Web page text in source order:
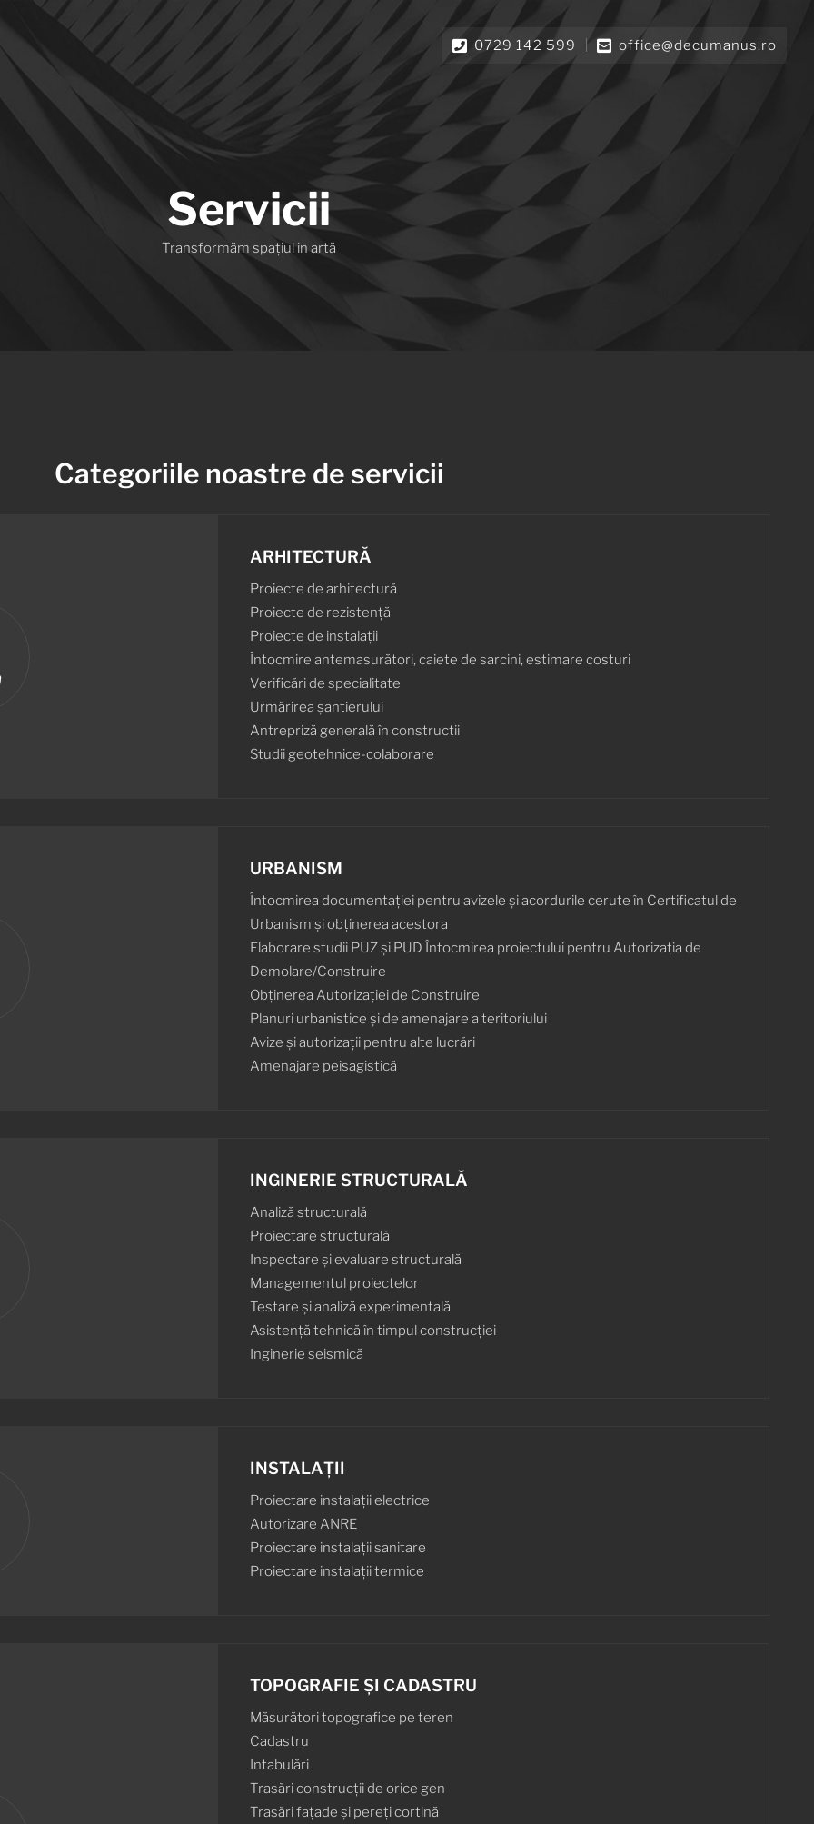
0729 142 599 office@decumanus.ro
Servicii
Transformăm spațiul in artă
Categoriile noastre de servicii
ARHITECTURĂ
Proiecte de arhitectură
Proiecte de rezistență
Proiecte de instalații
Întocmire antemasurători, caiete de sarcini, estimare costuri
Verificări de specialitate
Urmărirea șantierului
Antrepriză generală în construcții
Studii geotehnice-colaborare
URBANISM
Întocmirea documentației pentru avizele și acordurile cerute în Certificatul de
Urbanism și obținerea acestora
Elaborare studii PUZ și PUD Întocmirea proiectului pentru Autorizația de
Demolare/Construire
Obținerea Autorizației de Construire
Planuri urbanistice și de amenajare a teritoriului
Avize și autorizații pentru alte lucrări
Amenajare peisagistică
INGINERIE STRUCTURALĂ
Analiză structurală
Proiectare structurală
Inspectare și evaluare structurală
Managementul proiectelor
Testare și analiză experimentală
Asistență tehnică în timpul construcției
Inginerie seismică
INSTALAȚII
Proiectare instalații electrice
Autorizare ANRE
Proiectare instalații sanitare
Proiectare instalații termice
TOPOGRAFIE ȘI CADASTRU
Măsurători topografice pe teren
Cadastru
Intabulări
Trasări construcții de orice gen
Trasări fațade și pereți cortină